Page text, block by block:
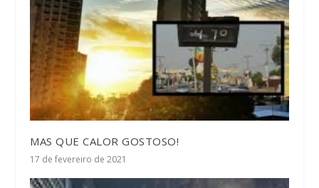
MAS QUE CALOR GOSTOSO!
17 de fevereiro de 2021